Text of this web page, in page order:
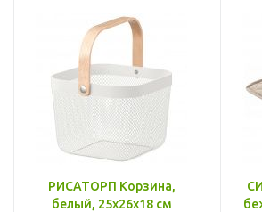
РИСАТОРП Корзина,
белый, 25x26x18 см